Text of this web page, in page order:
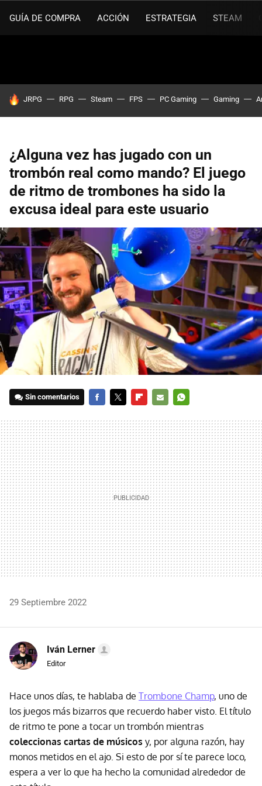
GUÍA DE COMPRA ACCIÓN ESTRATEGIA STEAM
HOY SE HABLA DE
JRPG RPG Steam FPS PC Gaming Gaming
¿Alguna vez has jugado con un
trombón real como mando? El juego
de ritmo de trombones ha sido la
excusa ideal para este usuario
Sin comentarios
MAIL
29 Septiembre 2022
Iván Lerner
Editor
Hace unos días, te hablaba de Trombone Champ, uno de
los juegos más bizarros que recuerdo haber visto. El título
de ritmo te pone a tocar un trombón mientras
coleccionas cartas de músicos y, por alguna razón, hay
monos metidos en el ajo. Si esto de por sí te parece loco,
espera a ver lo que ha hecho la comunidad alrededor de